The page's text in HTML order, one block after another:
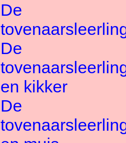
De
De
en kikker
De